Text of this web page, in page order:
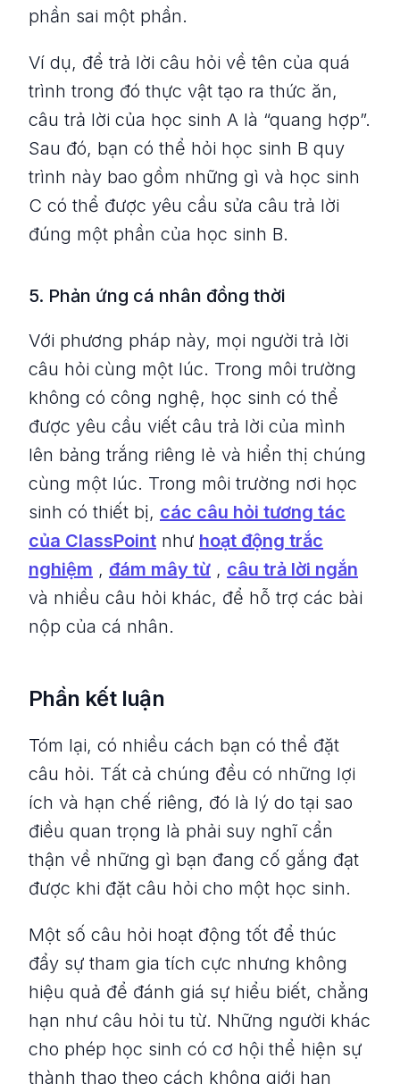
phần sai một phần.
Ví dụ, để trả lời câu hỏi về tên của quá
trình trong đó thực vật tạo ra thức ăn,
câu trả lời của học sinh A là “quang hợp”.
Sau đó, bạn có thể hỏi học sinh B quy
trình này bao gồm những gì và học sinh
C có thể được yêu cầu sửa câu trả lời
đúng một phần của học sinh B.
5. Phản ứng cá nhân đồng thời
Với phương pháp này, mọi người trả lời
câu hỏi cùng một lúc. Trong môi trường
không có công nghệ, học sinh có thể
được yêu cầu viết câu trả lời của mình
lên bảng trắng riêng lẻ và hiển thị chúng
cùng một lúc. Trong môi trường nơi học
sinh có thiết bị, các câu hỏi tương tác
của ClassPoint như hoạt động trắc
nghiệm , đám mây từ , câu trả lời ngắn
và nhiều câu hỏi khác, để hỗ trợ các bài
nộp của cá nhân.
Phần kết luận
Tóm lại, có nhiều cách bạn có thể đặt
câu hỏi. Tất cả chúng đều có những lợi
ích và hạn chế riêng, đó là lý do tại sao
điều quan trọng là phải suy nghĩ cẩn
thận về những gì bạn đang cố gắng đạt
được khi đặt câu hỏi cho một học sinh.
Một số câu hỏi hoạt động tốt để thúc
đẩy sự tham gia tích cực nhưng không
hiệu quả để đánh giá sự hiểu biết, chẳng
hạn như câu hỏi tu từ. Những người khác
cho phép học sinh có cơ hội thể hiện sự
thành thạo theo cách không giới hạn